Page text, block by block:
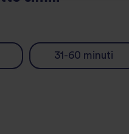
31-60 minuti